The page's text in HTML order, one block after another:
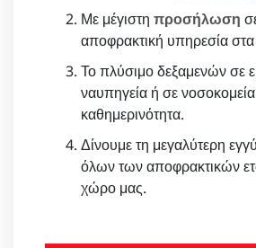
Με μέγιστη προσήλωση
αποφρακτική υπηρεσία
Το πλύσιμο δεξαμενών σε
ναυπηγεία ή σε νοσοκομεία
καθημερινότητα.
Δίνουμε τη μεγαλύτερη
όλων των αποφρακτικών
χώρο μας.